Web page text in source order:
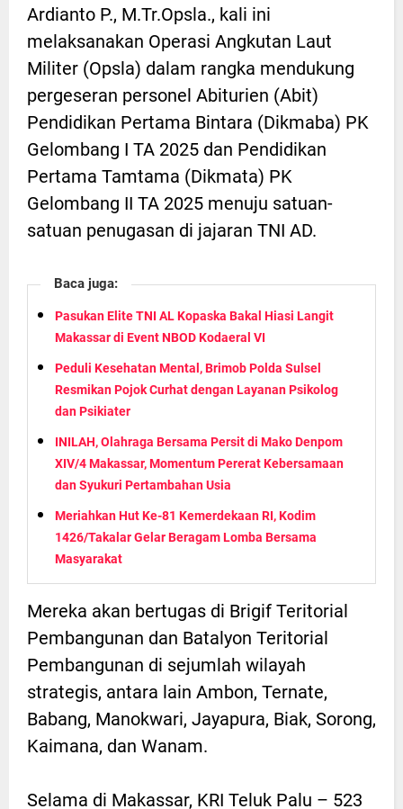
Ardianto P., M.Tr.Opsla., kali ini
melaksanakan Operasi Angkutan Laut
Militer (Opsla) dalam rangka mendukung
pergeseran personel Abiturien (Abit)
Pendidikan Pertama Bintara (Dikmaba) PK
Gelombang I TA 2025 dan Pendidikan
Pertama Tamtama (Dikmata) PK
Gelombang II TA 2025 menuju satuan-
satuan penugasan di jajaran TNI AD.
Baca juga:
Pasukan Elite TNI AL Kopaska Bakal Hiasi Langit
Makassar di Event NBOD Kodaeral VI
Peduli Kesehatan Mental, Brimob Polda Sulsel
Resmikan Pojok Curhat dengan Layanan Psikolog
dan Psikiater
INILAH, Olahraga Bersama Persit di Mako Denpom
XIV/4 Makassar, Momentum Pererat Kebersamaan
dan Syukuri Pertambahan Usia
Meriahkan Hut Ke-81 Kemerdekaan RI, Kodim
1426/Takalar Gelar Beragam Lomba Bersama
Masyarakat
Mereka akan bertugas di Brigif Teritorial
Pembangunan dan Batalyon Teritorial
Pembangunan di sejumlah wilayah
strategis, antara lain Ambon, Ternate,
Babang, Manokwari, Jayapura, Biak, Sorong,
Kaimana, dan Wanam.
Selama di Makassar, KRI Teluk Palu – 523